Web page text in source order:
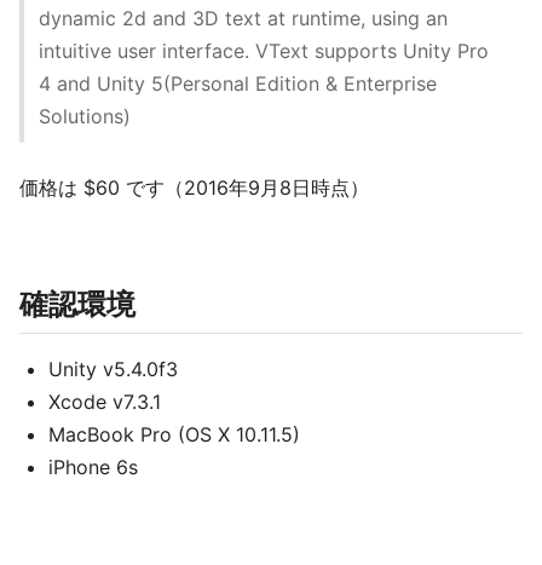
dynamic 2d and 3D text at runtime, using an
intuitive user interface. VText supports Unity Pro
4 and Unity 5(Personal Edition & Enterprise
Solutions)
価格は $60 です（2016年9月8日時点）
確認環境
Unity v5.4.0f3
Xcode v7.3.1
MacBook Pro (OS X 10.11.5)
iPhone 6s